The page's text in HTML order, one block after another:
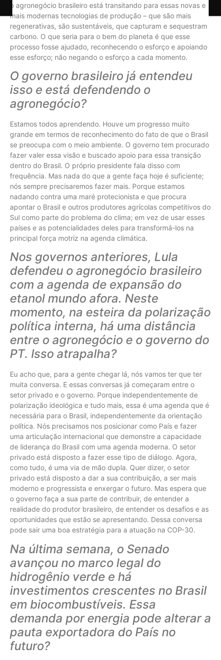
o agronegócio brasileiro está transitando para essas novas e
mais modernas tecnologias de produção – que são mais
regenerativas, são sustentáveis, que capturam e sequestram
carbono. O que seria para o bem do planeta é que esse
processo fosse ajudado, reconhecendo o esforço e apoiando
esse esforço; não negando o esforço a cada momento.
O governo brasileiro já entendeu
isso e está defendendo o
agronegócio?
Estamos todos aprendendo. Houve um progresso muito
grande em termos de reconhecimento do fato de que o Brasil
se preocupa com o meio ambiente. O governo tem procurado
fazer valer essa visão e buscado apoio para essa transição
dentro do Brasil. O próprio presidente fala disso com
frequência. Mas nada do que a gente faça hoje é suficiente;
nós sempre precisaremos fazer mais. Porque estamos
nadando contra uma maré protecionista e que procura
apontar o Brasil e outros produtores agrícolas competitivos do
Sul como parte do problema do clima; em vez de usar esses
países e as potencialidades deles para transformá-los na
principal força motriz na agenda climática.
Nos governos anteriores, Lula
defendeu o agronegócio brasileiro
com a agenda de expansão do
etanol mundo afora. Neste
momento, na esteira da polarização
política interna, há uma distância
entre o agronegócio e o governo do
PT. Isso atrapalha?
Eu acho que, para a gente chegar lá, nós vamos ter que ter
muita conversa. E essas conversas já começaram entre o
setor privado e o governo. Porque independentemente de
polarização ideológica e tudo mais, essa é uma agenda que é
necessária para o Brasil, independentemente da orientação
política. Nós precisamos nos posicionar como País e fazer
uma articulação internacional que demonstre a capacidade
de liderança do Brasil com uma agenda moderna. O setor
privado está disposto a fazer esse tipo de diálogo. Agora,
como tudo, é uma via de mão dupla. Quer dizer, o setor
privado está disposto a dar a sua contribuição, a ser mais
moderno e progressista e enxergar o futuro. Mas espera que
o governo faça a sua parte de contribuir, de entender a
realidade do produtor brasileiro, de entender os desafios e as
oportunidades que estão se apresentando. Dessa conversa
pode sair uma boa estratégia para a atuação na COP-30.
Na última semana, o Senado
avançou no marco legal do
hidrogênio verde e há
investimentos crescentes no Brasil
em biocombustíveis. Essa
demanda por energia pode alterar a
pauta exportadora do País no
futuro?